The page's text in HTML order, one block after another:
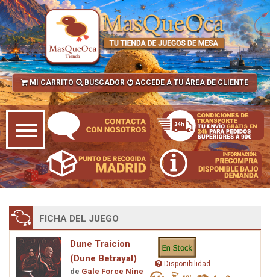
MI CARRITO BUSCADOR ACCEDE A TU ÁREA DE CLIENTE
FICHA DEL JUEGO
Dune Traicion
(Dune Betrayal)
de Gale Force Nine
Disponibilidad